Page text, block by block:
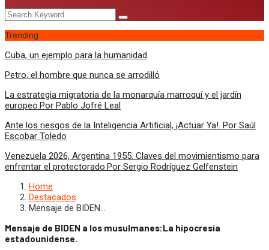
Trending
Cuba, un ejemplo para la humanidad
Petro, el hombre que nunca se arrodilló
La estrategia migratoria de la monarquía marroquí y el jardín
europeo.Por Pablo Jofré Leal
Ante los riesgos de la Inteligencia Artificial, ¡Actuar Ya!. Por Saúl
Escobar Toledo
Venezuela 2026, Argentina 1955. Claves del movimientismo para
enfrentar el protectorado.Por Sergio Rodríguez Gelfenstein
Home
Destacados
Mensaje de BIDEN…
Mensaje de BIDEN a los musulmanes:La hipocresía
estadounidense.